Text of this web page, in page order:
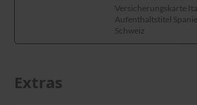
Versicherungskarte
Aufenthaltstitel
Schweiz
Extras